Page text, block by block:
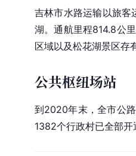
吉林市水路运输以旅客
湖。通航里程814.8公
区域以及松花湖景区存
公共枢纽场站
到2020年末，全市公
1382个行政村已全部